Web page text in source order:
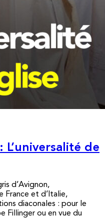
L’universalité de
d’Avignon,
France et d’Italie,
diaconales : pour le
Fillinger ou en vue du